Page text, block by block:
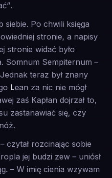
.
siebie. Po chwili księga
stronie, a napisy
stronie widać było
Somnum Sempiternum –
teraz był znany
Lean za nic nie mógł
zaś Kapłan dojrzał to,
zastanawiać się, czy
– czytał rozcinając sobie
jej budzi zew – uniósł
– W imię cienia wzywam